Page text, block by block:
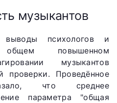
музыкантов
выводы психологов и
повышенном
музыкантов
проверки. Проведённое
что среднее
параметра "общая